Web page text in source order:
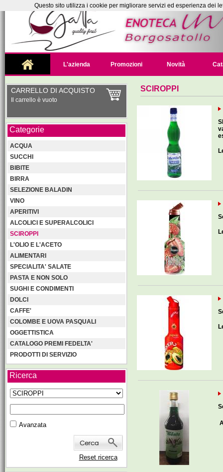
L'azienda Promozioni Novità
CARRELLO DI ACQUISTO
Il carrello è vuoto
Categorie
ACQUA
SUCCHI
BIBITE
BIRRA
SELEZIONE BALADIN
VINO
APERITIVI
ALCOLICI E SUPERALCOLICI
SCIROPPI
L'OLIO E L'ACETO
ALIMENTARI
SPECIALITA' SALATE
PASTA E NON SOLO
SUGHI E CONDIMENTI
DOLCI
CAFFE'
COLOMBE E UOVA PASQUALI
OGGETTISTICA
CATALOGO PREMI FEDELTA'
PRODOTTI DI SERVIZIO
Ricerca
Avanzata
Reset ricerca
SCIROPPI
Questo sito utilizza i cookie per migliorare servizi ed esperienza dei